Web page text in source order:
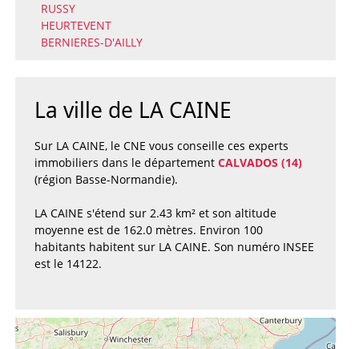
RUSSY
HEURTEVENT
BERNIERES-D'AILLY
La ville de LA CAINE
Sur LA CAINE, le CNE vous conseille ces experts
immobiliers dans le département CALVADOS (14)
(région Basse-Normandie).
LA CAINE s'étend sur 2.43 km² et son altitude
moyenne est de 162.0 mètres. Environ 100
habitants habitent sur LA CAINE. Son numéro INSEE
est le 14122.